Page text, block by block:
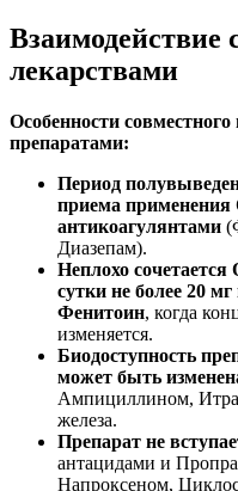
Взаимодействие
лекарствами
Особенности
препаратами:
Период
приема применения
антикоагулянтами
Диазепам).
Неплохо
сутки не более 20
Фенитоин, когда
изменяется.
Биодоступность
может быть
Ампициллином,
железа.
Препарат не
антацидами и
Напроксеном,